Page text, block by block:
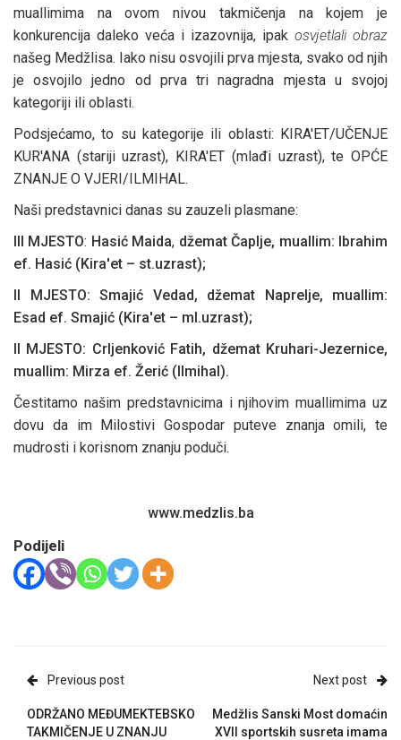
muallimima na ovom nivou takmičenja na kojem je
konkurencija daleko veća i izazovnija, ipak osvjetlali obraz
našeg Medžlisa. Iako nisu osvojili prva mjesta, svako od njih
je osvojilo jedno od prva tri nagradna mjesta u svojoj
kategoriji ili oblasti.
Podsjećamo, to su kategorije ili oblasti: KIRA'ET/UČENJE
KUR'ANA (stariji uzrast), KIRA'ET (mlađi uzrast), te OPĆE
ZNANJE O VJERI/ILMIHAL.
Naši predstavnici danas su zauzeli plasmane:
III MJESTO: Hasić Maida, džemat Čaplje, muallim: Ibrahim
ef. Hasić (Kira'et – st.uzrast);
II MJESTO: Smajić Vedad, džemat Naprelje, muallim:
Esad ef. Smajić (Kira'et – ml.uzrast);
II MJESTO: Crljenković Fatih, džemat Kruhari-Jezernice,
muallim: Mirza ef. Žerić (Ilmihal).
Čestitamo našim predstavnicima i njihovim muallimima uz
dovu da im Milostivi Gospodar puteve znanja omili, te
mudrosti i korisnom znanju poduči.
www.medzlis.ba
Podijeli
Previous post
ODRŽANO MEĐUMEKTEBSKO
TAKMIČENJE U ZNANJU
Next post
Medžlis Sanski Most domaćin
XVII sportskih susreta imama